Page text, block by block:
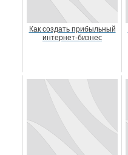
Как создать прибыльный
интернет-бизнес